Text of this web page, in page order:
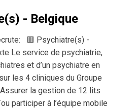
- Belgique
🟥 Psychiatre(s) -
Le service de psychiatrie,
et d’un psychiatre en
les 4 cliniques du Groupe
la gestion de 12 lits
participer à l’équipe mobile